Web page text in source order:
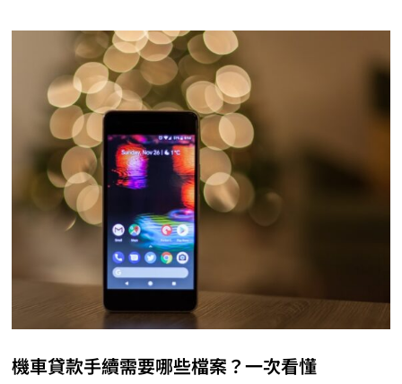
機車貸款手續需要哪些檔案？一次看懂